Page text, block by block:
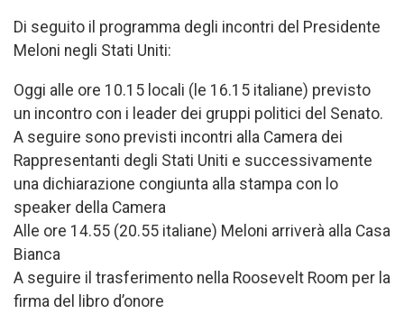
Di seguito il programma degli incontri del Presidente
Meloni negli Stati Uniti:
Oggi alle ore 10.15 locali (le 16.15 italiane) previsto
un incontro con i leader dei gruppi politici del Senato.
A seguire sono previsti incontri alla Camera dei
Rappresentanti degli Stati Uniti e successivamente
una dichiarazione congiunta alla stampa con lo
speaker della Camera
Alle ore 14.55 (20.55 italiane) Meloni arriverà alla Casa
Bianca
A seguire il trasferimento nella Roosevelt Room per la
firma del libro d’onore